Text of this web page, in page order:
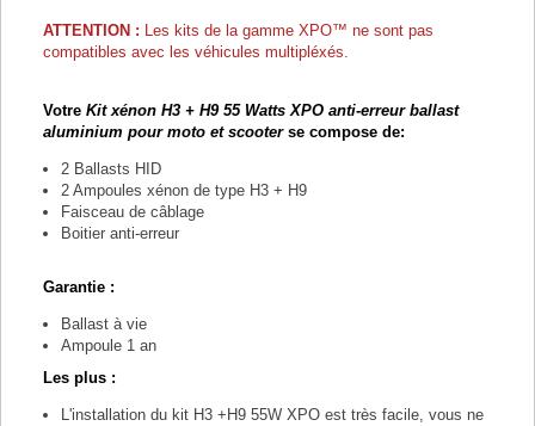
ATTENTION : Les kits de la gamme XPO™ ne sont pas
compatibles avec les véhicules multipléxés.
Votre Kit xénon H3 + H9 55 Watts XPO anti-erreur ballast
aluminium pour moto et scooterse compose de:
2 Ballasts HID
2 Ampoules xénon de type H3 + H9
Faisceau de câblage
Boitier anti-erreur
Garantie :
Ballast à vie
Ampoule 1 an
Les plus :
L'installation du kit H3 +H9 55W XPO est très facile, vous ne